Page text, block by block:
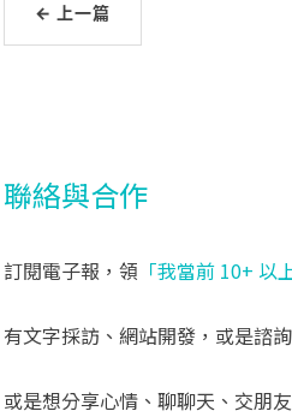
← 上一篇
聯絡與合作
訂閱電子報，領 「我當前 10+ 以
有文字採訪、網站開發，或是諮
或是想分享心情、聊聊天、交朋